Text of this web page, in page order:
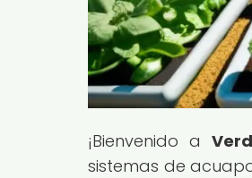
¡Bienvenido a
sistemas de